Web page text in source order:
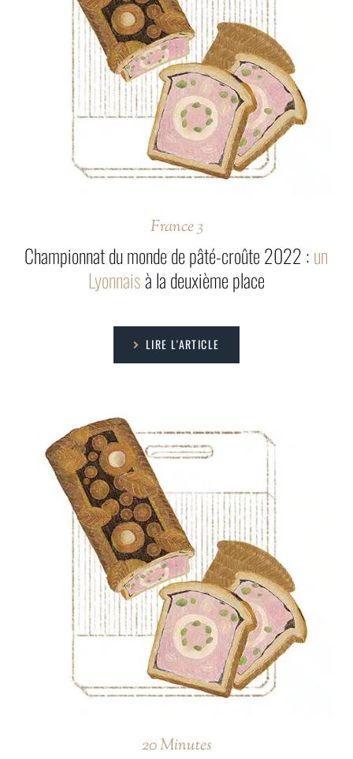
France 3
Championnat du monde de pâté-croûte 2022 :un
Lyonnaisà la deuxième place
LIRE L'ARTICLE
20 Minutes